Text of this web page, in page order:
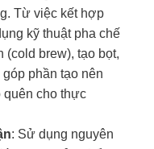
Từ việc kết hợp
kỹ thuật pha chế
brew), tạo bọt,
phần tạo nên
quên cho thực
: Sử dụng nguyên